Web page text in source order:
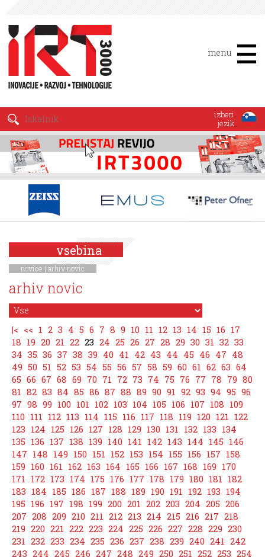
menu
izberi
jezik
vsebina
novice | arhiv novic
arhiv novic
|< << 1 2 3 4 5 6 7 8 9 10 11 12 13 14 15 16 17
18 19 20 21 22 23 24 25 26 27 28 29 30 31 32 33
34 35 36 37 38 39 40 41 42 43 44 45 46 47 48
49 50 51 52 53 54 55 56 57 58 59 60 61 62 63 64
65 66 67 68 69 70 71 72 73 74 75 76 77 78 79 80
81 82 83 84 85 86 87 88 89 90 91 92 93 94 95 96
97 98 99 100 101 102 103 104 105 106 107 108 109
110 111 112 113 114 115 116 117 118 119 120 121 122
123 124 125 126 127 128 129 130 131 132 133 134
135 136 137 138 139 140 141 142 143 144 145 146
147 148 149 150 151 152 153 154 155 156 157 158
159 160 161 162 163 164 165 166 167 168 169 170
171 172 173 174 175 176 177 178 179 180 181 182
183 184 185 186 187 188 189 190 191 192 193 194
195 196 197 198 199 200 201 202 203 204 205 206
207 208 209 210 211 212 213 214 215 216 217 218
219 220 221 222 223 224 225 226 227 228 229 230
231 232 233 234 235 236 237 238 239 240 241 242
243 244 245 246 247 248 249 250 251 252 253 254